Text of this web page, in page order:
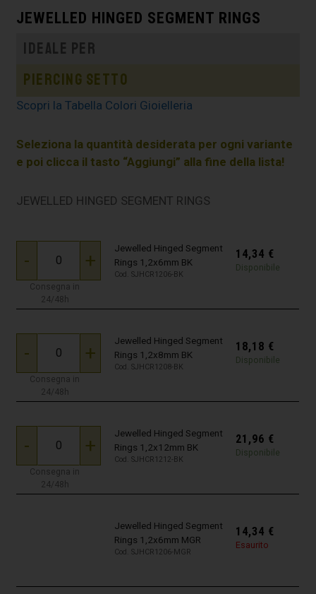
JEWELLED HINGED SEGMENT RINGS
Ideale per
Piercing setto
Scopri la Tabella Colori Gioielleria
Seleziona la quantità desiderata per ogni variante
e poi clicca il tasto “Aggiungi” alla fine della lista!
JEWELLED HINGED SEGMENT RINGS
- +
Consegna in
24/48h
Jewelled Hinged Segment
Rings 1,2x6mm BK
Cod. SJHCR1206-BK
14,34 €
Disponibile
- +
Consegna in
24/48h
Jewelled Hinged Segment
Rings 1,2x8mm BK
Cod. SJHCR1208-BK
18,18 €
Disponibile
- +
Consegna in
24/48h
Jewelled Hinged Segment
Rings 1,2x12mm BK
Cod. SJHCR1212-BK
21,96 €
Disponibile
Jewelled Hinged Segment
Rings 1,2x6mm MGR
Cod. SJHCR1206-MGR
14,34 €
Esaurito